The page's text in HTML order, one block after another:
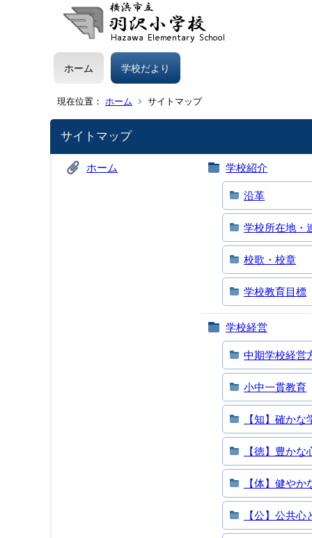
ホーム 学校だより
現在位置： ホーム サイトマップ
サイトマップ
ホーム 学校紹介
沿革
学校所在地・
校歌・校章
学校教育目標
学校経営
中期学校経営
小中一貫教育
【知】確かな
【徳】豊かな
【体】健やか
【公】公共